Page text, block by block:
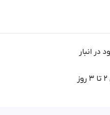
در انبار